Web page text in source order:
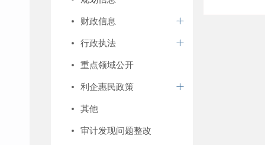
财政信息
行政执法
重点领域公开
利企惠民政策
其他
审计发现问题整改